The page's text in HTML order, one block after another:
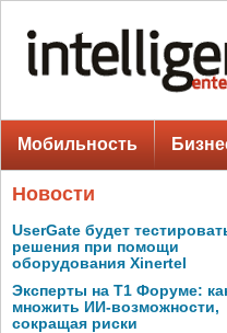
Мобильность
Новости
UserGate будет
решения при помощи
оборудования Xinertel
Эксперты на Т1 Форуме:
множить ИИ-возможности,
сокращая риски